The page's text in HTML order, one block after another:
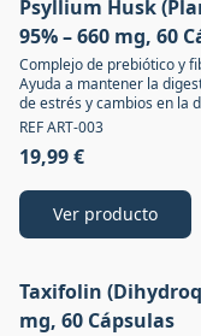
Psyllium Husk
95% – 660 mg, 60
Complejo de prebiótico y
Ayuda a mantener la
de estrés y cambios en la
REF ART-003
19,99 €
Ver producto
Taxifolin
mg, 60 Cápsulas